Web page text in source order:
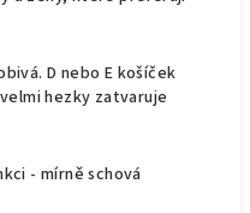
D nebo E košíček
hezky zatvaruje
- mírně schová